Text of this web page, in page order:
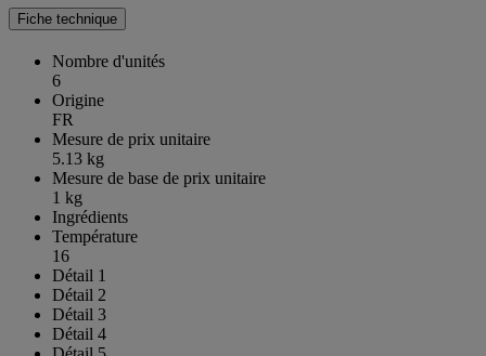
Fiche technique
Nombre d'unités
6
Origine
FR
Mesure de prix unitaire
5.13 kg
Mesure de base de prix unitaire
1 kg
Ingrédients
Température
16
Détail 1
Détail 2
Détail 3
Détail 4